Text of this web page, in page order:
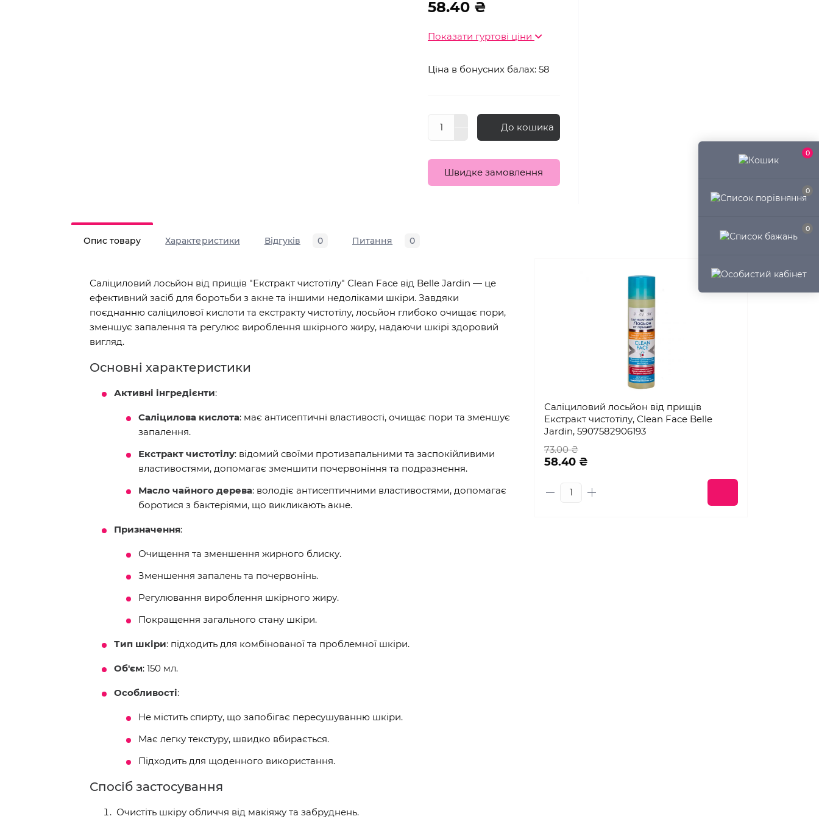
0
0
0
58.40 ₴
Показати гуртові ціни
Ціна в бонусних балах: 58
До кошика
Швидке замовлення
Опис товару Характеристики Відгуків 0 Питання 0
Саліциловий лосьйон від прищів "Екстракт чистотілу" Clean Face від Belle Jardin — це
ефективний засіб для боротьби з акне та іншими недоліками шкіри. Завдяки
поєднанню саліцилової кислоти та екстракту чистотілу, лосьйон глибоко очищає пори,
зменшує запалення та регулює вироблення шкірного жиру, надаючи шкірі здоровий
вигляд.
Основні характеристики
Активні інгредієнти:
Саліцилова кислота: має антисептичні властивості, очищає пори та зменшує
запалення.
Екстракт чистотілу: відомий своїми протизапальними та заспокійливими
властивостями, допомагає зменшити почервоніння та подразнення.
Масло чайного дерева: володіє антисептичними властивостями, допомагає
боротися з бактеріями, що викликають акне.
Призначення:
Очищення та зменшення жирного блиску.
Зменшення запалень та почервонінь.
Регулювання вироблення шкірного жиру.
Покращення загального стану шкіри.
Тип шкіри: підходить для комбінованої та проблемної шкіри.
Об'єм: 150 мл.
Особливості:
Не містить спирту, що запобігає пересушуванню шкіри.
Має легку текстуру, швидко вбирається.
Підходить для щоденного використання.
Спосіб застосування
Очистіть шкіру обличчя від макіяжу та забруднень.
Саліциловий лосьйон від прищів
Екстракт чистотілу, Clean Face Belle
Jardin, 5907582906193
73.00 ₴
58.40 ₴